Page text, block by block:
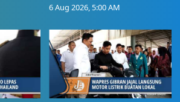
6 Aug 2026, 5:00 AM